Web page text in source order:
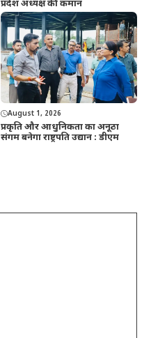
प्रदेश अध्यक्ष की कमान
August 1, 2026
प्रकृति और आधुनिकता का अनूठा
संगम बनेगा राष्ट्रपति उद्यान : डीएम